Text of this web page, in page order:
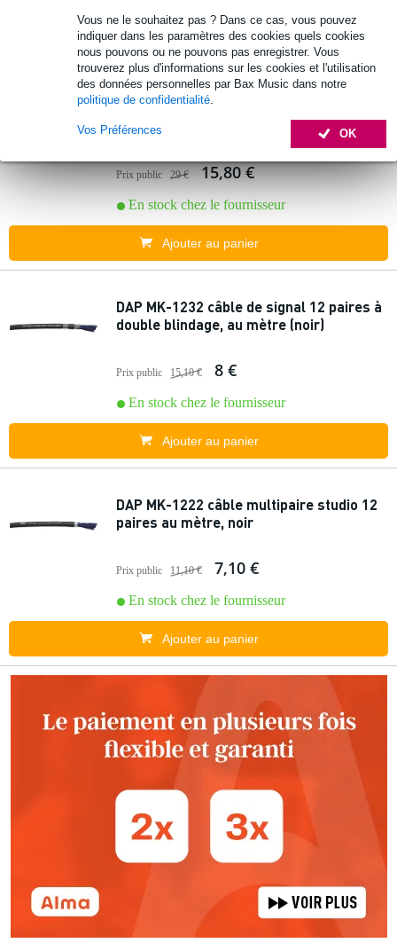
Vous ne le souhaitez pas ? Dans ce cas, vous pouvez
indiquer dans les paramètres des cookies quels cookies
nous pouvons ou ne pouvons pas enregistrer. Vous
trouverez plus d'informations sur les cookies et l'utilisation
des données personnelles par Bax Music dans notre
politique de confidentialité.
OK
Vos Préférences
Ajouter au panier
DAP MK-3622 câble de signal blindé 36
paires, au mètre
Prix public 29 € 15,80 €
En stock chez le fournisseur
Ajouter au panier
DAP MK-1232 câble de signal 12 paires à
double blindage, au mètre (noir)
Prix public 15,10 € 8 €
En stock chez le fournisseur
Ajouter au panier
DAP MK-1222 câble multipaire studio 12
paires au mètre, noir
Prix public 11,10 € 7,10 €
En stock chez le fournisseur
Ajouter au panier